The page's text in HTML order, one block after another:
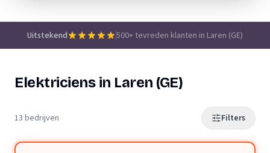
Uitstekend 500+ tevreden klanten in Laren (GE)
Elektriciens in Laren (GE)
13 bedrijven Filters